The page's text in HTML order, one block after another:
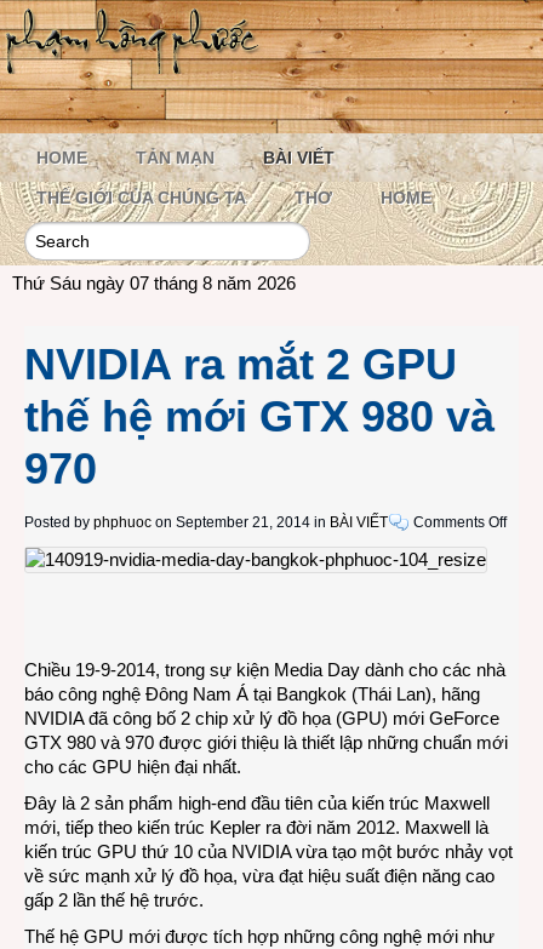
HOME TẢN MẠN BÀI VIẾT
THẾ GIỚI CỦA CHÚNG TA THƠ HOME
Thứ Sáu ngày 07 tháng 8 năm 2026
NVIDIA ra mắt 2 GPU
thế hệ mới GTX 980 và
970
Posted by phphuoc on September 21, 2014 in BÀI VIẾT Comments Offon
GTX
Chiều 19-9-2014, trong sự kiện Media Day dành cho các nhà
báo công nghệ Đông Nam Á tại Bangkok (Thái Lan), hãng
NVIDIA đã công bố 2 chip xử lý đồ họa (GPU) mới GeForce
GTX 980 và 970 được giới thiệu là thiết lập những chuẩn mới
cho các GPU hiện đại nhất.
Đây là 2 sản phẩm high-end đầu tiên của kiến trúc Maxwell
mới, tiếp theo kiến trúc Kepler ra đời năm 2012. Maxwell là
kiến trúc GPU thứ 10 của NVIDIA vừa tạo một bước nhảy vọt
về sức mạnh xử lý đồ họa, vừa đạt hiệu suất điện năng cao
gấp 2 lần thế hệ trước.
Thế hệ GPU mới được tích hợp những công nghệ mới như